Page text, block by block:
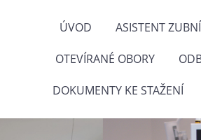
ÚVOD ASISTENT
OTEVÍRANÉ OBORY
DOKUMENTY KE STAŽENÍ